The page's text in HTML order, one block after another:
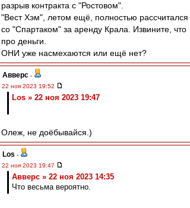
разрыв контракта с "Ростовом".
"Вест Хэм", летом ещё, полностью рассчитался
со "Спартаком" за аренду Крала. Извините, что
про деньги.
ОНИ уже насмехаются или ещё нет?
Авверс -
22 ноя 2023 19:52
Los » 22 ноя 2023 19:47
Олеж, не доёбывайся.)
Los -
22 ноя 2023 19:47
Авверс » 22 ноя 2023 14:35
Что весьма вероятно.